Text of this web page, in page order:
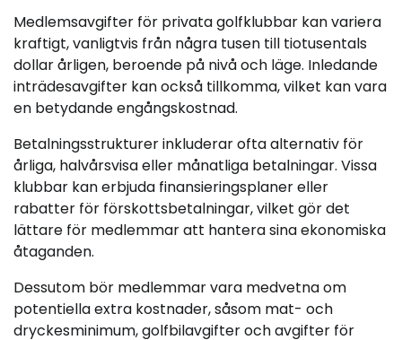
Medlemsavgifter för privata golfklubbar kan variera
kraftigt, vanligtvis från några tusen till tiotusentals
dollar årligen, beroende på nivå och läge. Inledande
inträdesavgifter kan också tillkomma, vilket kan vara
en betydande engångskostnad.
Betalningsstrukturer inkluderar ofta alternativ för
årliga, halvårsvisa eller månatliga betalningar. Vissa
klubbar kan erbjuda finansieringsplaner eller
rabatter för förskottsbetalningar, vilket gör det
lättare för medlemmar att hantera sina ekonomiska
åtaganden.
Dessutom bör medlemmar vara medvetna om
potentiella extra kostnader, såsom mat- och
dryckesminimum, golfbilavgifter och avgifter för